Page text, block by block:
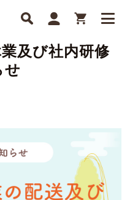
業及び社内研修
せ